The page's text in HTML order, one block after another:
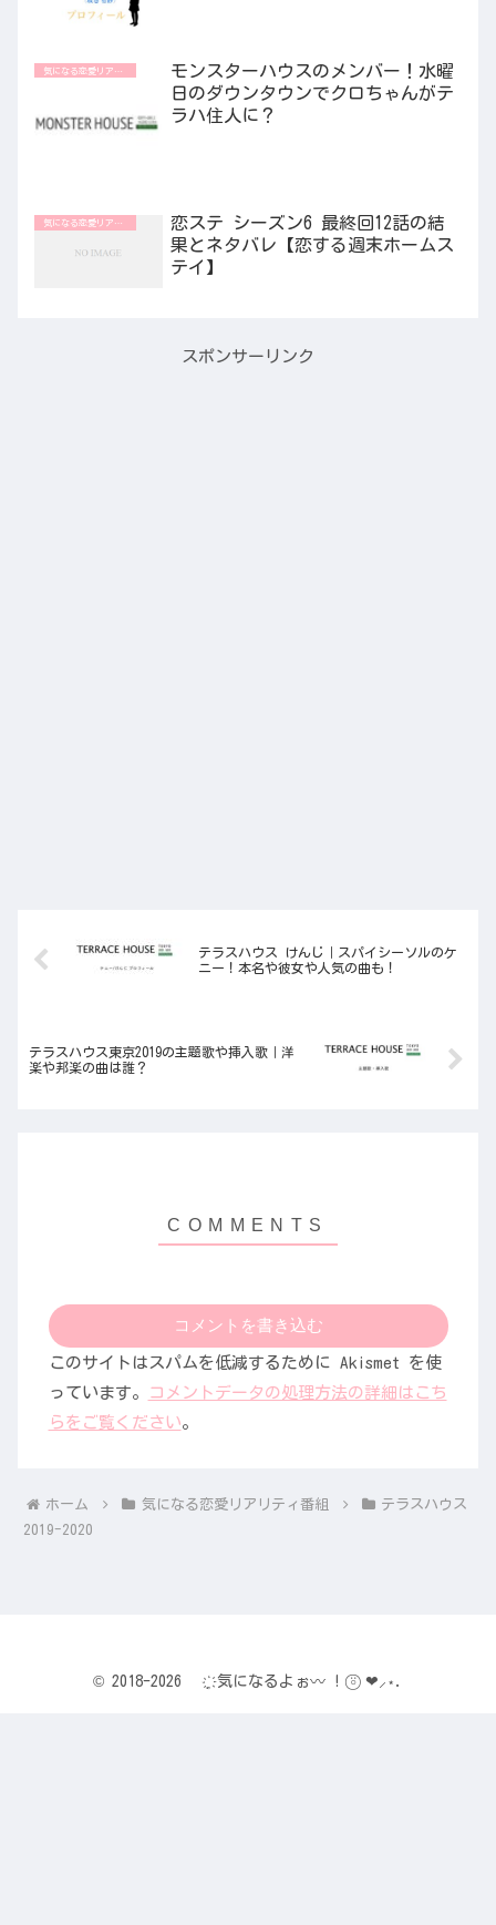
気になる恋愛リアリティ番組
モンスターハウスのメンバー！水曜
日のダウンタウンでクロちゃんがテ
ラハ住人に？
気になる恋愛リアリティ番組
恋ステ シーズン6 最終回12話の結
果とネタバレ【恋する週末ホームス
テイ】
スポンサーリンク
テラスハウス けんじ｜スパイシーソルのケ
ニー！本名や彼女や人気の曲も！
テラスハウス東京2019の主題歌や挿入歌｜洋
楽や邦楽の曲は誰？
コメントを書き込む
このサイトはスパムを低減するために Akismet を使
っています。
コメントデータの処理方法の詳細はこち
らをご覧ください。
ホーム 気になる恋愛リアリティ番組
テラスハウス
2019-2020
© 2018-2026 ҉ฺ 気になるよぉ〰 ! ⍤⃝ ❤︎⸝⋆.